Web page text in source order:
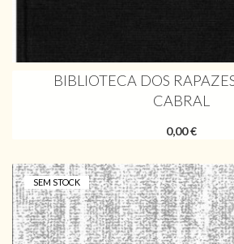
BIBLIOTECA DOS
CABRAL
0,00 €
SEM STOCK